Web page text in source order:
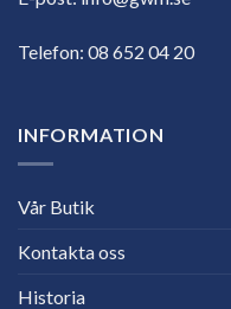
Telefon: 08 652 04 20
INFORMATION
Vår Butik
Kontakta oss
Historia